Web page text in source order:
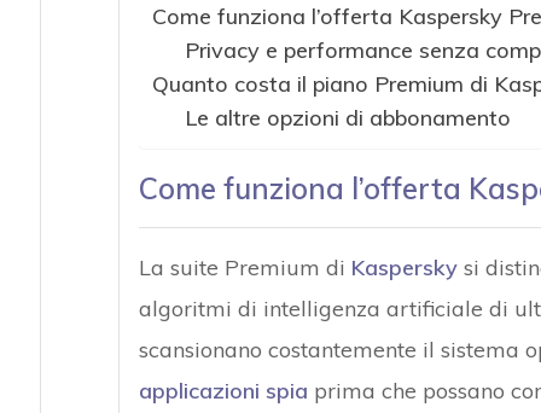
Come funziona l’offerta Kaspersky
Privacy e performance senza
Quanto costa il piano Premium di
Le altre opzioni di abbonamento
Come funziona l’offerta
La suite Premium di Kasperskysi
algoritmi di intelligenza artificiale di
scansionano costantemente il sistema
applicazioni spia prima che possano